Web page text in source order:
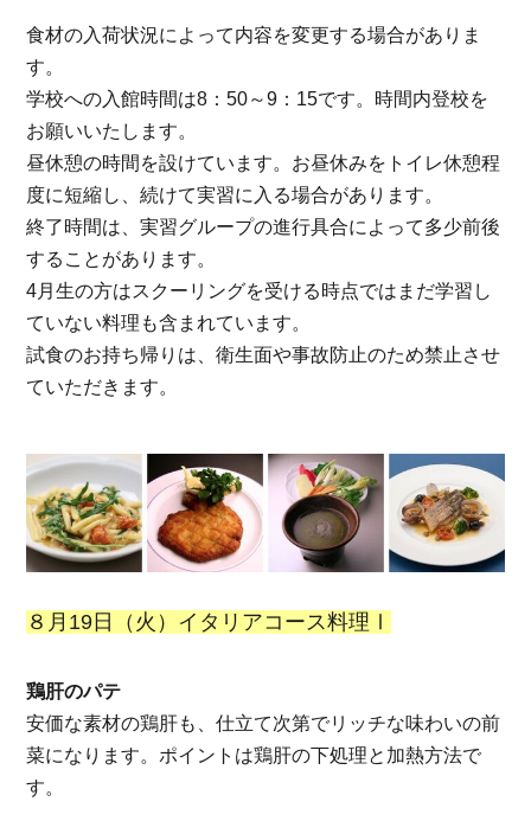
食材の入荷状況によって内容を変更する場合がありま
す。
学校への入館時間は8：50～9：15です。時間内登校を
お願いいたします。
昼休憩の時間を設けています。お昼休みをトイレ休憩程
度に短縮し、続けて実習に入る場合があります。
終了時間は、実習グループの進行具合によって多少前後
することがあります。
4月生の方はスクーリングを受ける時点ではまだ学習し
ていない料理も含まれています。
試食のお持ち帰りは、衛生面や事故防止のため禁止させ
ていただきます。
８月19日（火）イタリアコース料理Ⅰ
鶏肝のパテ
安価な素材の鶏肝も、仕立て次第でリッチな味わいの前
菜になります。 ポイントは鶏肝の下処理と加熱方法で
す。